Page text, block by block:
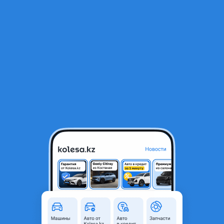
амортизатор Toyota Rav 4 Highlander